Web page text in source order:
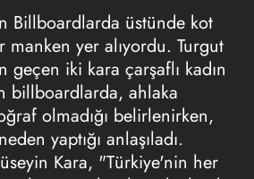
Billboardlarda üstünde kot
yer alıyordu. Turgut
geçen iki kara çarşaflı kadın
billboardlarda, ahlaka
olmadığı belirlenirken,
yaptığı anlaşıladı.
Kara, "Türkiye'nin her